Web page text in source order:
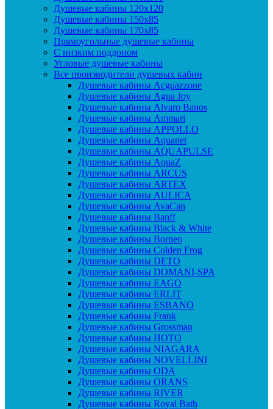
Душевые кабины 120x120
Душевые кабины 150x85
Душевые кабины 170x85
Прямоугольные душевые кабины
С низким поддоном
Угловые душевые кабины
Все производители душевых кабин
Душевые кабины Acguazzone
Душевые кабины Agua Joy
Душевые кабины Alvaro Banos
Душевые кабины Ammari
Душевые кабины APPOLLO
Душевые кабины Aquanet
Душевые кабины AQUAPULSE
Душевые кабины AquaZ
Душевые кабины ARCUS
Душевые кабины ARTEX
Душевые кабины AULICA
Душевые кабины AvaCan
Душевые кабины Banff
Душевые кабины Black & White
Душевые кабины Borneo
Душевые кабины Colden Frog
Душевые кабины DETO
Душевые кабины DOMANI-SPA
Душевые кабины EAGO
Душевые кабины ERLIT
Душевые кабины ESBANO
Душевые кабины Frank
Душевые кабины Grossman
Душевые кабины HOTO
Душевые кабины NIAGARA
Душевые кабины NOVELLINI
Душевые кабины ODA
Душевые кабины ORANS
Душевые кабины RIVER
Душевые кабины Royal Bath